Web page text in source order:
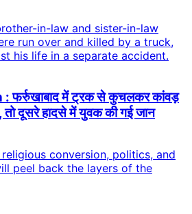
में ट्रक से कुचलकर कांवड़
तो दूसरे हादसे में युवक की गई जान